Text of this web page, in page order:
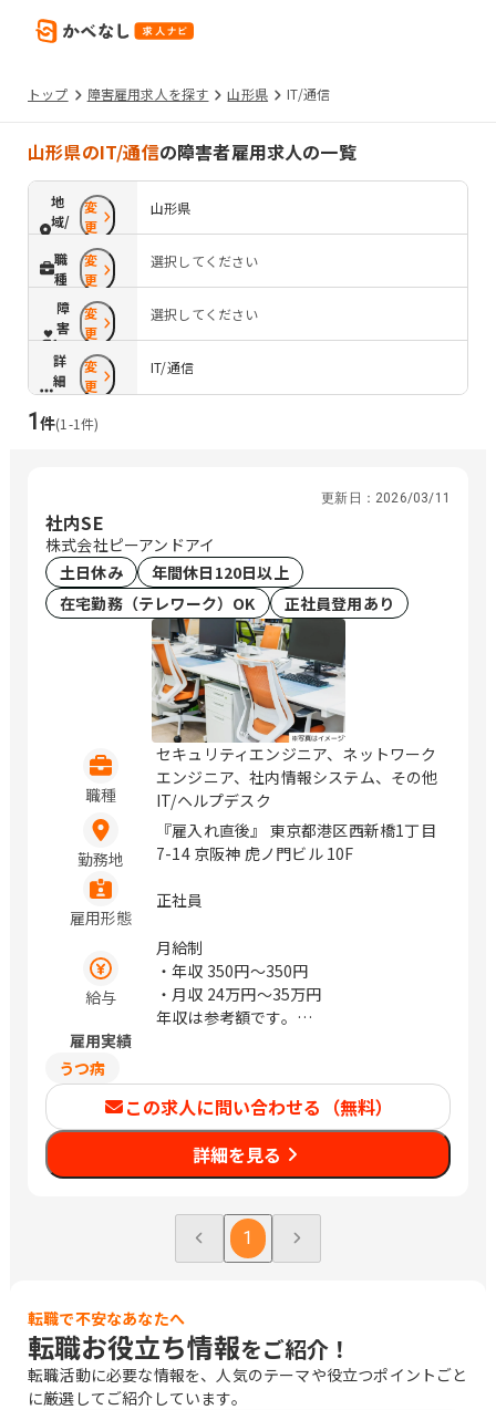
トップ 障害雇用求人を探す 山形県 IT/通信
山形県のIT/通信の障害者雇用求人の一覧
地
域/
路
線
変
更
山形県
職
種
変
更
選択してください
障
害
配
慮
変
更
選択してください
詳
細
条
件
変
更
IT/通信
1件(1 -1件)
更新日： 2026/03/11
社内SE
株式会社ピーアンドアイ
土日休み
年間休日120日以上
在宅勤務（テレワーク）OK
正社員登用あり
職種
セキュリティエンジニア、ネットワーク
エンジニア、社内情報システム、その他
IT/ヘルプデスク
勤務地
『雇入れ直後』 東京都港区西新橋1丁目
7-14 京阪神 虎ノ門ビル 10F
雇用形態
正社員
給与
月給制
・年収 350円〜350円
・月収 24万円〜35万円
年収は参考額です。
雇用実績
うつ病
この求人に問い合わせる（無料）
詳細を見る
1
転職で不安なあなたへ
転職お役立ち情報をご紹介！
転職活動に必要な情報を、人気のテーマや役立つポイントごと
に厳選してご紹介しています。